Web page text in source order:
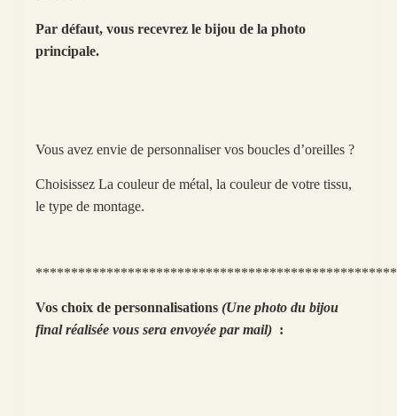
Par défaut, vous recevrez le bijou de la photo
principale.
Vous avez envie de personnaliser vos boucles d’oreilles ?
Choisissez La couleur de métal, la couleur de votre tissu,
le type de montage.
Vos choix de personnalisations (Une photo du bijou
final réalisée vous sera envoyée par mail):